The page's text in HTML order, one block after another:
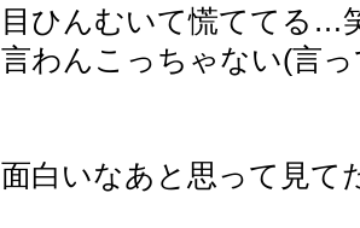
目ひんむいて慌ててる…
言わんこっちゃない(言
面白いなあと思って見て